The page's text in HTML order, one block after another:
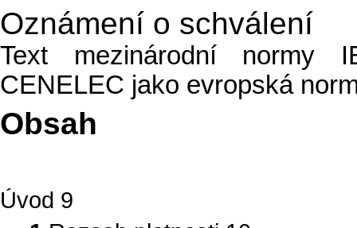
Oznámení o schválení
Text mezinárodní normy
CENELEC jako evropská
Obsah
Úvod 9